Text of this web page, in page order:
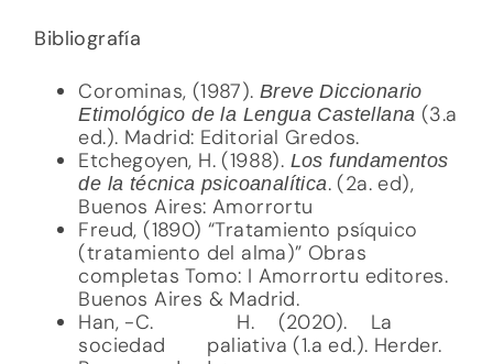
Bibliografía
Corominas, (1987). Breve Diccionario
Etimológico de la Lengua Castellana (3.a
ed.). Madrid: Editorial Gredos.
Etchegoyen, H. (1988). Los fundamentos
de la técnica psicoanalítica. (2a. ed),
Buenos Aires: Amorrortu
Freud, (1890) “Tratamiento psíquico
(tratamiento del alma)” Obras
completas Tomo: I Amorrortu editores.
Buenos Aires & Madrid.
Han, -C. H. (2020). La
sociedad paliativa (1.a ed.). Herder.